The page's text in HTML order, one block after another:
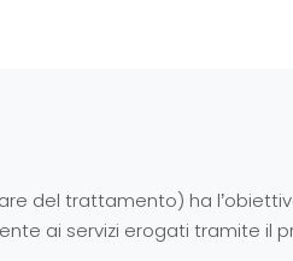
OUTDOOR
Arredo Giardino
del trattamento) ha
ai servizi erogati tramite il